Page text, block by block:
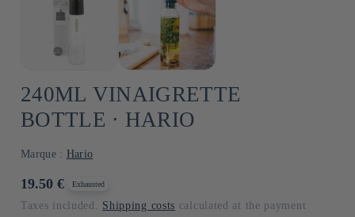
240ML VINAIGRETTE
BOTTLE ⋅ HARIO
Marque : Hario
Usual
19.50 € Exhausted
Taxes included. Shipping costs calculated at the payment